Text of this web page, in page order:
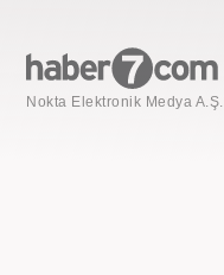
Nokta Elektronik Medya A.Ş.